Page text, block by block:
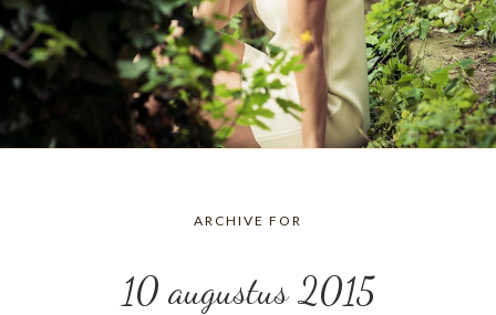
ARCHIVE FOR
10 augustus 2015